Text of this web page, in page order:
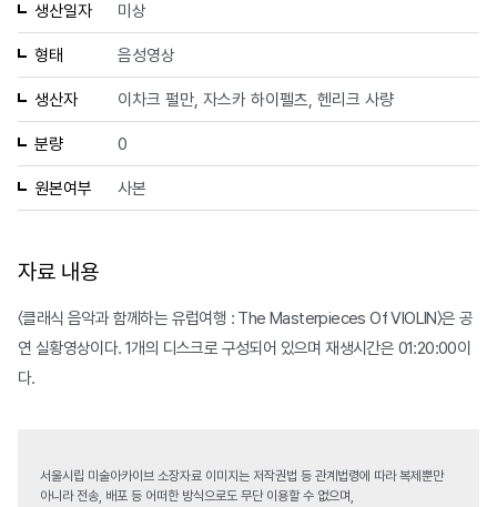
생산일자 미상
형태 음성영상
생산자 이차크 펄만, 자스카 하이펠츠, 헨리크 사량
분량 0
원본여부 사본
자료 내용
〈클래식 음악과 함께하는 유럽여행 : The Masterpieces Of VIOLIN〉은 공
연 실황영상이다. 1개의 디스크로 구성되어 있으며 재생시간은 01:20:00이
다.
서울시립 미술아카이브 소장자료 이미지는 저작권법 등 관계법령에 따라 복제뿐만
아니라 전송, 배포 등 어떠한 방식으로도 무단 이용할 수 없으며,